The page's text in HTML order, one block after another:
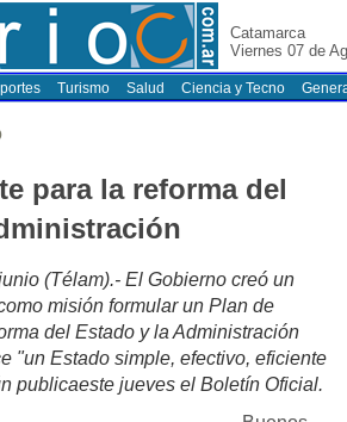
Catamarca
Viernes 07 de
Turismo Salud Ciencia y Tecno
para la reforma del
(Télam).- El Gobierno creó un
misión formular un Plan de
del Estado y la Administración
"un Estado simple, efectivo, eficiente
publicaeste jueves el Boletín Oficial.